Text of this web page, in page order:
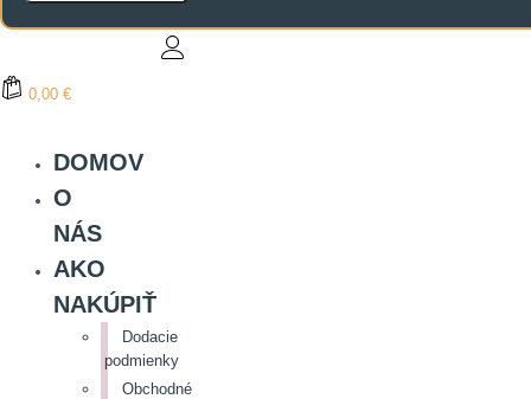
0,00 €
DOMOV
O
NÁS
AKO
NAKÚPIŤ
Dodacie
podmienky
Obchodné